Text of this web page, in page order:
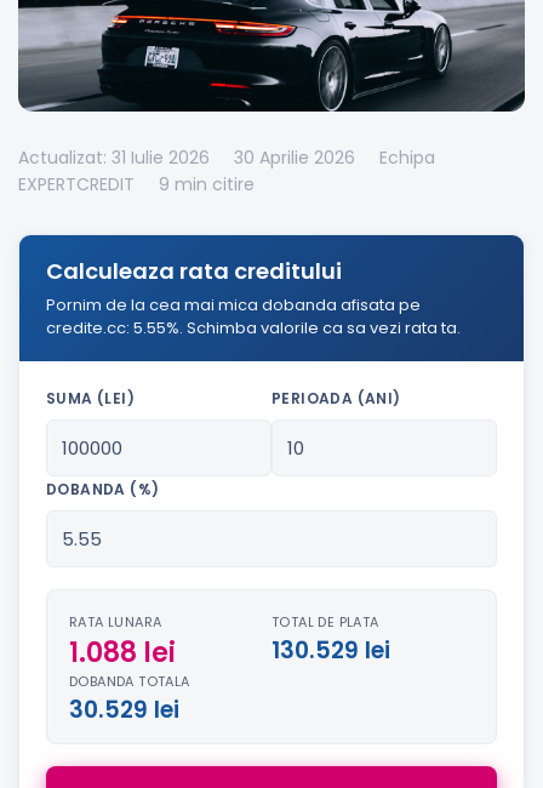
Actualizat: 31 Iulie 2026 30 Aprilie 2026
Echipa
EXPERTCREDIT
9 min citire
Calculeaza rata creditului
Pornim de la cea mai mica dobanda afisata pe
credite.cc: 5.55%. Schimba valorile ca sa vezi rata ta.
SUMA (LEI) PERIOADA (ANI)
DOBANDA (%)
RATA LUNARA
1.088 lei
TOTAL DE PLATA
130.529 lei
DOBANDA TOTALA
30.529 lei